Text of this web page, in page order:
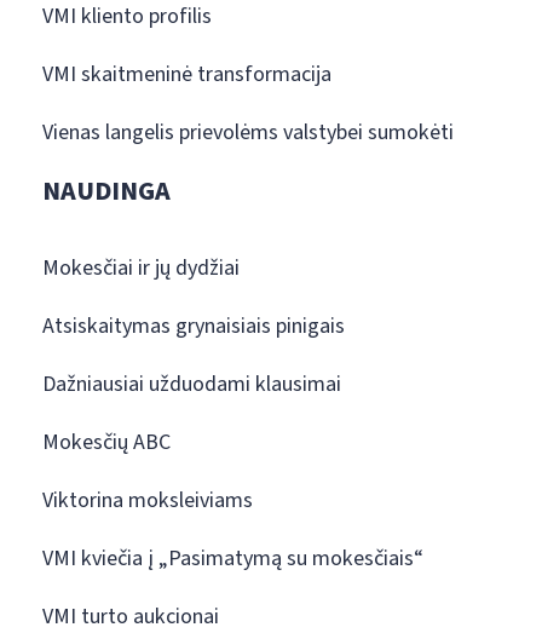
VMI kliento profilis
VMI skaitmeninė transformacija
Vienas langelis prievolėms valstybei sumokėti
NAUDINGA
Mokesčiai ir jų dydžiai
Atsiskaitymas grynaisiais pinigais
Dažniausiai užduodami klausimai
Mokesčių ABC
Viktorina moksleiviams
VMI kviečia į „Pasimatymą su mokesčiais“
VMI turto aukcionai